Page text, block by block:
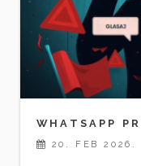
WHATSAPP
20. FEB 2026.